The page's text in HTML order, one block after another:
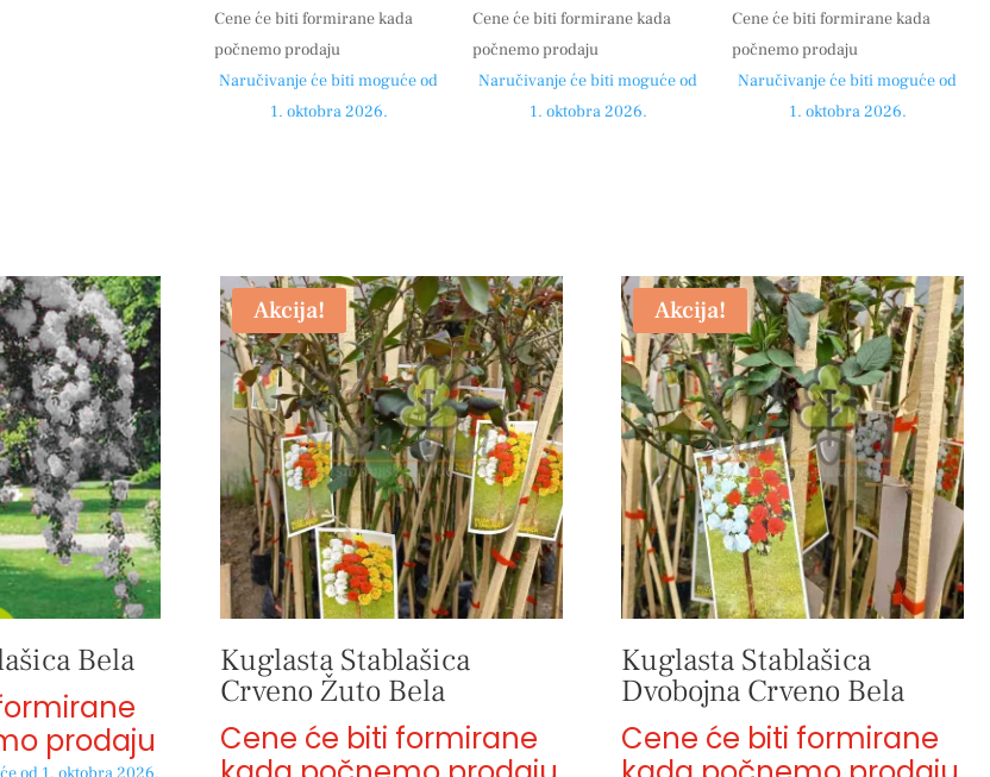
Cene će biti formirane kada
počnemo prodaju
Naručivanje će biti moguće od
1. oktobra 2026.
Cene će biti formirane kada
počnemo prodaju
Naručivanje će biti moguće od
1. oktobra 2026.
Cene će biti formirane kada
počnemo prodaju
Naručivanje će biti moguće od
1. oktobra 2026.
Bela
prodaju
Akcija!
Kuglasta Stablašica
Crveno Žuto Bela
Cene će biti formirane
Akcija!
Kuglasta Stablašica
Dvobojna Crveno Bela
Cene će biti formirane